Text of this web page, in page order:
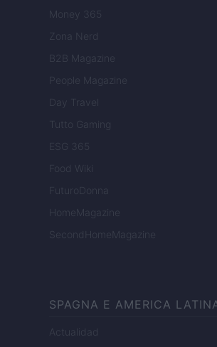
Money 365
Zona Nerd
B2B Magazine
People Magazine
Day Travel
Tutto Gaming
ESG 365
Food Wiki
FuturoDonna
HomeMagazine
SecondHomeMagazine
SPAGNA E AMERICA
Actualidad